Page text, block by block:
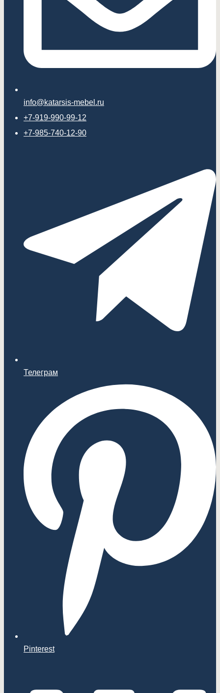
info@katarsis-mebel.ru
+7-919-990-99-12
+7-985-740-12-90
Телеграм
Pinterest